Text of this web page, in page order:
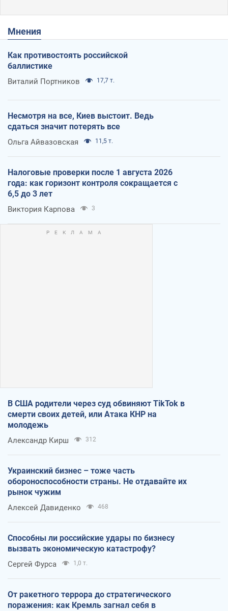
Мнения
Как противостоять российской
баллистике
Виталий Портников 17,7 т.
Несмотря на все, Киев выстоит. Ведь
сдаться значит потерять все
Ольга Айвазовская 11,5 т.
Налоговые проверки после 1 августа 2026
года: как горизонт контроля сокращается с
6,5 до 3 лет
Виктория Карпова 3
В США родители через суд обвиняют TikTok в
смерти своих детей, или Атака КНР на
молодежь
Александр Кирш 312
Украинский бизнес – тоже часть
обороноспособности страны. Не отдавайте их
рынок чужим
Алексей Давиденко 468
Способны ли российские удары по бизнесу
вызвать экономическую катастрофу?
Сергей Фурса 1,0 т.
От ракетного террора до стратегического
поражения: как Кремль загнал себя в